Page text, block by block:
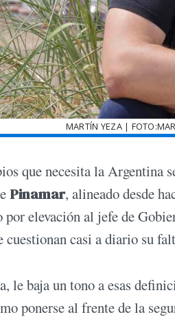
MARTÍN YEZA |
que necesita la Argentina
Pinamar, alineado desde
elevación al jefe de
casi a diario su
le baja un tono a esas
ponerse al frente de la